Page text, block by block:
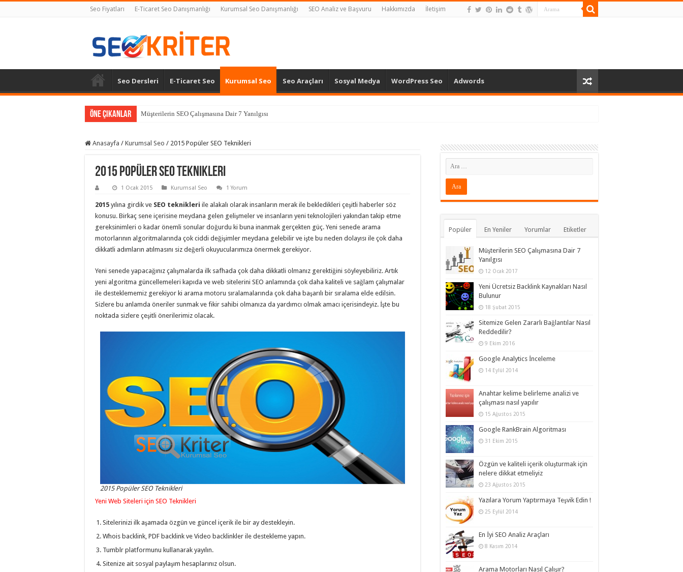
Seo Fiyatları E-Ticaret Seo Danışmanlığı Kurumsal Seo Danışmanlığı SEO Analiz ve Başvuru Hakkımızda İletişim
Seo Dersleri E-Ticaret Seo Kurumsal Seo Seo Araçları Sosyal Medya WordPress Seo Adwords
Öne Çıkanlar Müşterilerin SEO Çalışmasına Dair 7 Yanılgısı
Anasayfa / Kurumsal Seo / 2015 Popüler SEO Teknikleri
2015 Popüler SEO Teknikleri
1 Ocak 2015 Kurumsal Seo 1 Yorum
2015 yılına girdik ve SEO teknikleri ile alakalı olarak insanların merak ile bekledikleri çeşitli haberler söz
konusu. Birkaç sene içerisine meydana gelen gelişmeler ve insanların yeni teknolojileri yakından takip etme
gereksinimleri o kadar önemli sonular doğurdu ki buna inanmak gerçekten güç. Yeni senede arama
motorlarının algoritmalarında çok ciddi değişimler meydana gelebilir ve işte bu neden dolayısı ile çok daha
dikkatli adımların atılmasını siz değerli okuyucularımıza önermek gerekiyor.
Yeni senede yapacağınız çalışmalarda ilk safhada çok daha dikkatli olmanız gerektiğini söyleyebiliriz. Artık
yeni algoritma güncellemeleri kapıda ve web sitelerini SEO anlamında çok daha kaliteli ve sağlam çalışmalar
ile desteklememiz gerekiyor ki arama motoru sıralamalarında çok daha başarılı bir sıralama elde edilsin.
Sizlere bu anlamda öneriler sunmak ve fikir sahibi olmanıza da yardımcı olmak amacı içerisindeyiz. İşte bu
noktada sizlere çeşitli önerilerimiz olacak.
2015 Popüler SEO Teknikleri
Yeni Web Siteleri için SEO Teknikleri
Sitelerinizi ilk aşamada özgün ve güncel içerik ile bir ay destekleyin.
Whois backlink, PDF backlink ve Video backlinkler ile destekleme yapın.
Tumblr platformunu kullanarak yayılın.
Sitenize ait sosyal paylaşım hesaplarınız olsun.
Popüler En Yeniler Yorumlar Etiketler
Müşterilerin SEO Çalışmasına Dair 7
Yanılgısı
12 Ocak 2017
Yeni Ücretsiz Backlink Kaynakları Nasıl
Bulunur
18 Şubat 2015
Sitemize Gelen Zararlı Bağlantılar Nasıl
Reddedilir?
9 Ekim 2016
Google Analytics İnceleme
14 Eylül 2014
Anahtar kelime belirleme analizi ve
çalışması nasıl yapılır
15 Ağustos 2015
Google RankBrain Algoritması
31 Ekim 2015
Özgün ve kaliteli içerik oluşturmak için
nelere dikkat etmeliyiz
23 Ağustos 2015
Yazılara Yorum Yaptırmaya Teşvik Edin !
25 Eylül 2014
En İyi SEO Analiz Araçları
8 Kasım 2014
Arama Motorları Nasıl Çalışır?